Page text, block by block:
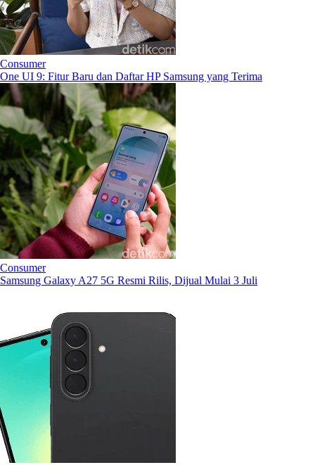
Consumer
One UI 9: Fitur Baru dan Daftar HP Samsung yang Terima
Consumer
Samsung Galaxy A27 5G Resmi Rilis, Dijual Mulai 3 Juli